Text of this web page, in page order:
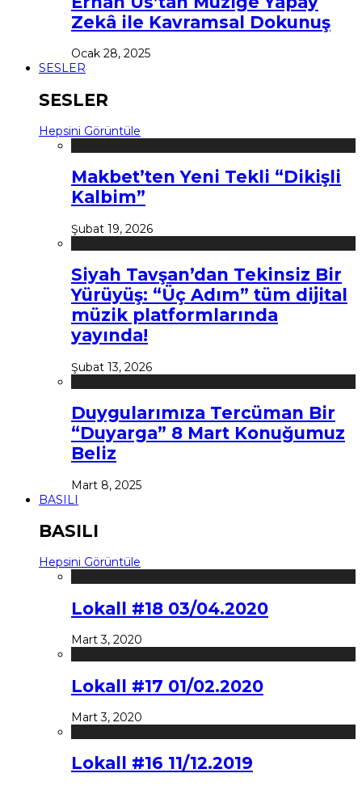
Zekâ ile Kavramsal Dokunuş
Ocak 28, 2025
SESLER
SESLER
Hepsini Görüntüle
Makbet’ten Yeni Tekli “Dikişli
Kalbim”
Şubat 19, 2026
Siyah Tavşan’dan Tekinsiz Bir
Yürüyüş: “Üç Adım” tüm dijital
müzik platformlarında
yayında!
Şubat 13, 2026
Duygularımıza Tercüman Bir
“Duyarga” 8 Mart Konuğumuz
Beliz
Mart 8, 2025
BASILI
BASILI
Hepsini Görüntüle
Lokall #18 03/04.2020
Mart 3, 2020
Lokall #17 01/02.2020
Mart 3, 2020
Lokall #16 11/12.2019